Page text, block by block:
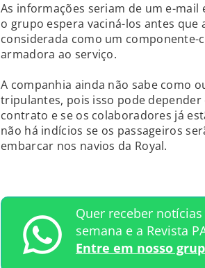
As informações seriam de um e-
o grupo espera vaciná-los antes que
considerada como um
armadora ao serviço.
A companhia ainda não sabe como
tripulantes, pois isso pode
contrato e se os colaboradores já
não há indícios se os passageiros
embarcar nos navios da Royal.
Quer receber
semana e a Revista
Entre em nosso